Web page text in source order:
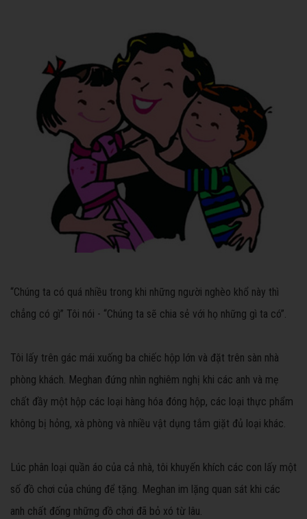
“Chúng ta có quá nhiều trong khi những người nghèo khổ này thì
chẳng có gì” Tôi nói - “Chúng ta sẽ chia sẻ với họ những gì ta có”.
Tôi lấy trên gác mái xuống ba chiếc hộp lớn và đặt trên sàn nhà
phòng khách. Meghan đứng nhìn nghiêm nghị khi các anh và mẹ
chất đầy một hộp các loại hàng hóa đóng hộp, các loại thực phẩm
không bị hỏng, xà phòng và nhiều vật dụng tắm giặt đủ loại khác.
Lúc phân loại quần áo của cả nhà, tôi khuyến khích các con lấy một
số đồ chơi của chúng để tặng. Meghan im lặng quan sát khi các
anh chất đống những đồ chơi đã bỏ xó từ lâu.